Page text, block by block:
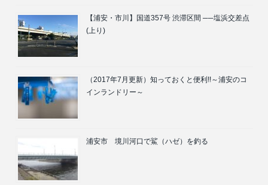
【浦安・市川】国道357号 渋滞区間 ──塩浜交差点
(上り)
（2017年7月更新）知っておくと便利!!～浦安のコ
インランドリー～
浦安市 境川河口で鯊（ハゼ）を釣る